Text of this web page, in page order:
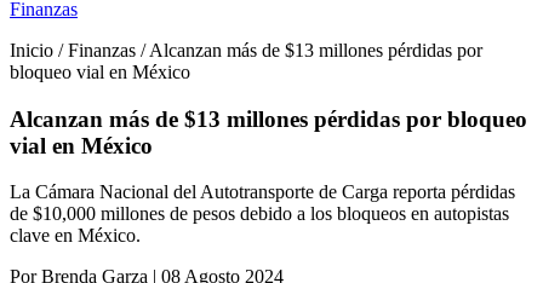
Finanzas
Inicio / Finanzas / Alcanzan más de $13 millones pérdidas por
bloqueo vial en México
Alcanzan más de $13 millones pérdidas por bloqueo
vial en México
La Cámara Nacional del Autotransporte de Carga reporta pérdidas
de $10,000 millones de pesos debido a los bloqueos en autopistas
clave en México.
Por Brenda Garza | 08 Agosto 2024